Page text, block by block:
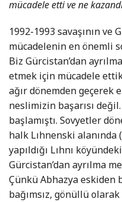
mücadele etti ve ne
1992-1993 savaşının
mücadelenin en önemli
Biz Gürcistan’dan
etmek için mücadele
ağır dönemden geçerek
neslimizin başarısı
başlamıştı. Sovyetler
halk Lıhnenski
yapıldığı Lıhnı
Gürcistan’dan ayrılma
Çünkü Abhazya eskiden
bağımsız, gönüllü